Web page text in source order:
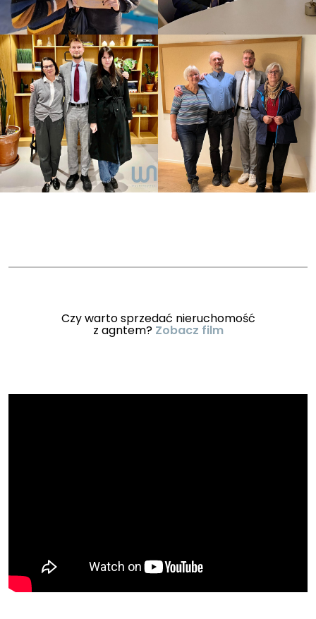
Czy warto sprzedać nieruchomość
z agntem? Zobacz film